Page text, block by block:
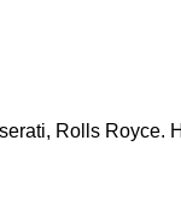
Rolls Royce.